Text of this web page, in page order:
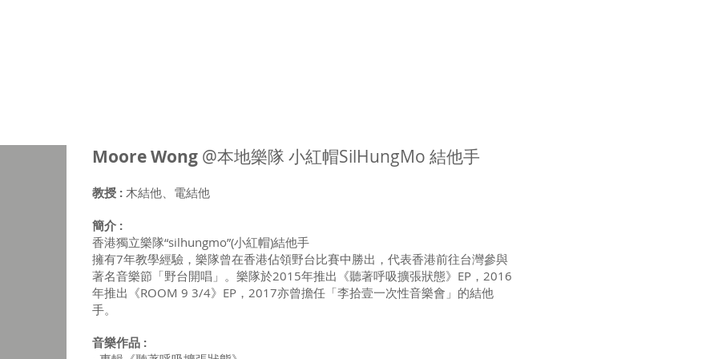
教授 : 木結他、電結他
簡介 :
香港獨立樂隊“silhungmo”(小紅帽)結他手
擁有7年教學經驗，樂隊曾在香港佔領野台比賽中勝出，代表香港前往台灣參與
著名音樂節「野台開唱」。樂隊於2015年推出《聽著呼吸擴張狀態》EP，2016
年推出《ROOM 9 3/4》EP，2017亦曾擔任「李拾壹一次性音樂會」的結他
手。
音樂作品 :
Moore Wong @本地樂隊 小紅帽SilHungMo 結他手